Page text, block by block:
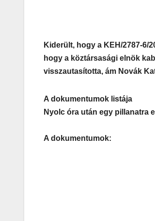
Kiderült, hogy a KEH/2787-6/
hogy a köztársasági elnök
visszautasította, ám Novák
A dokumentumok listája
Nyolc óra után egy pillanatra
A dokumentumok: